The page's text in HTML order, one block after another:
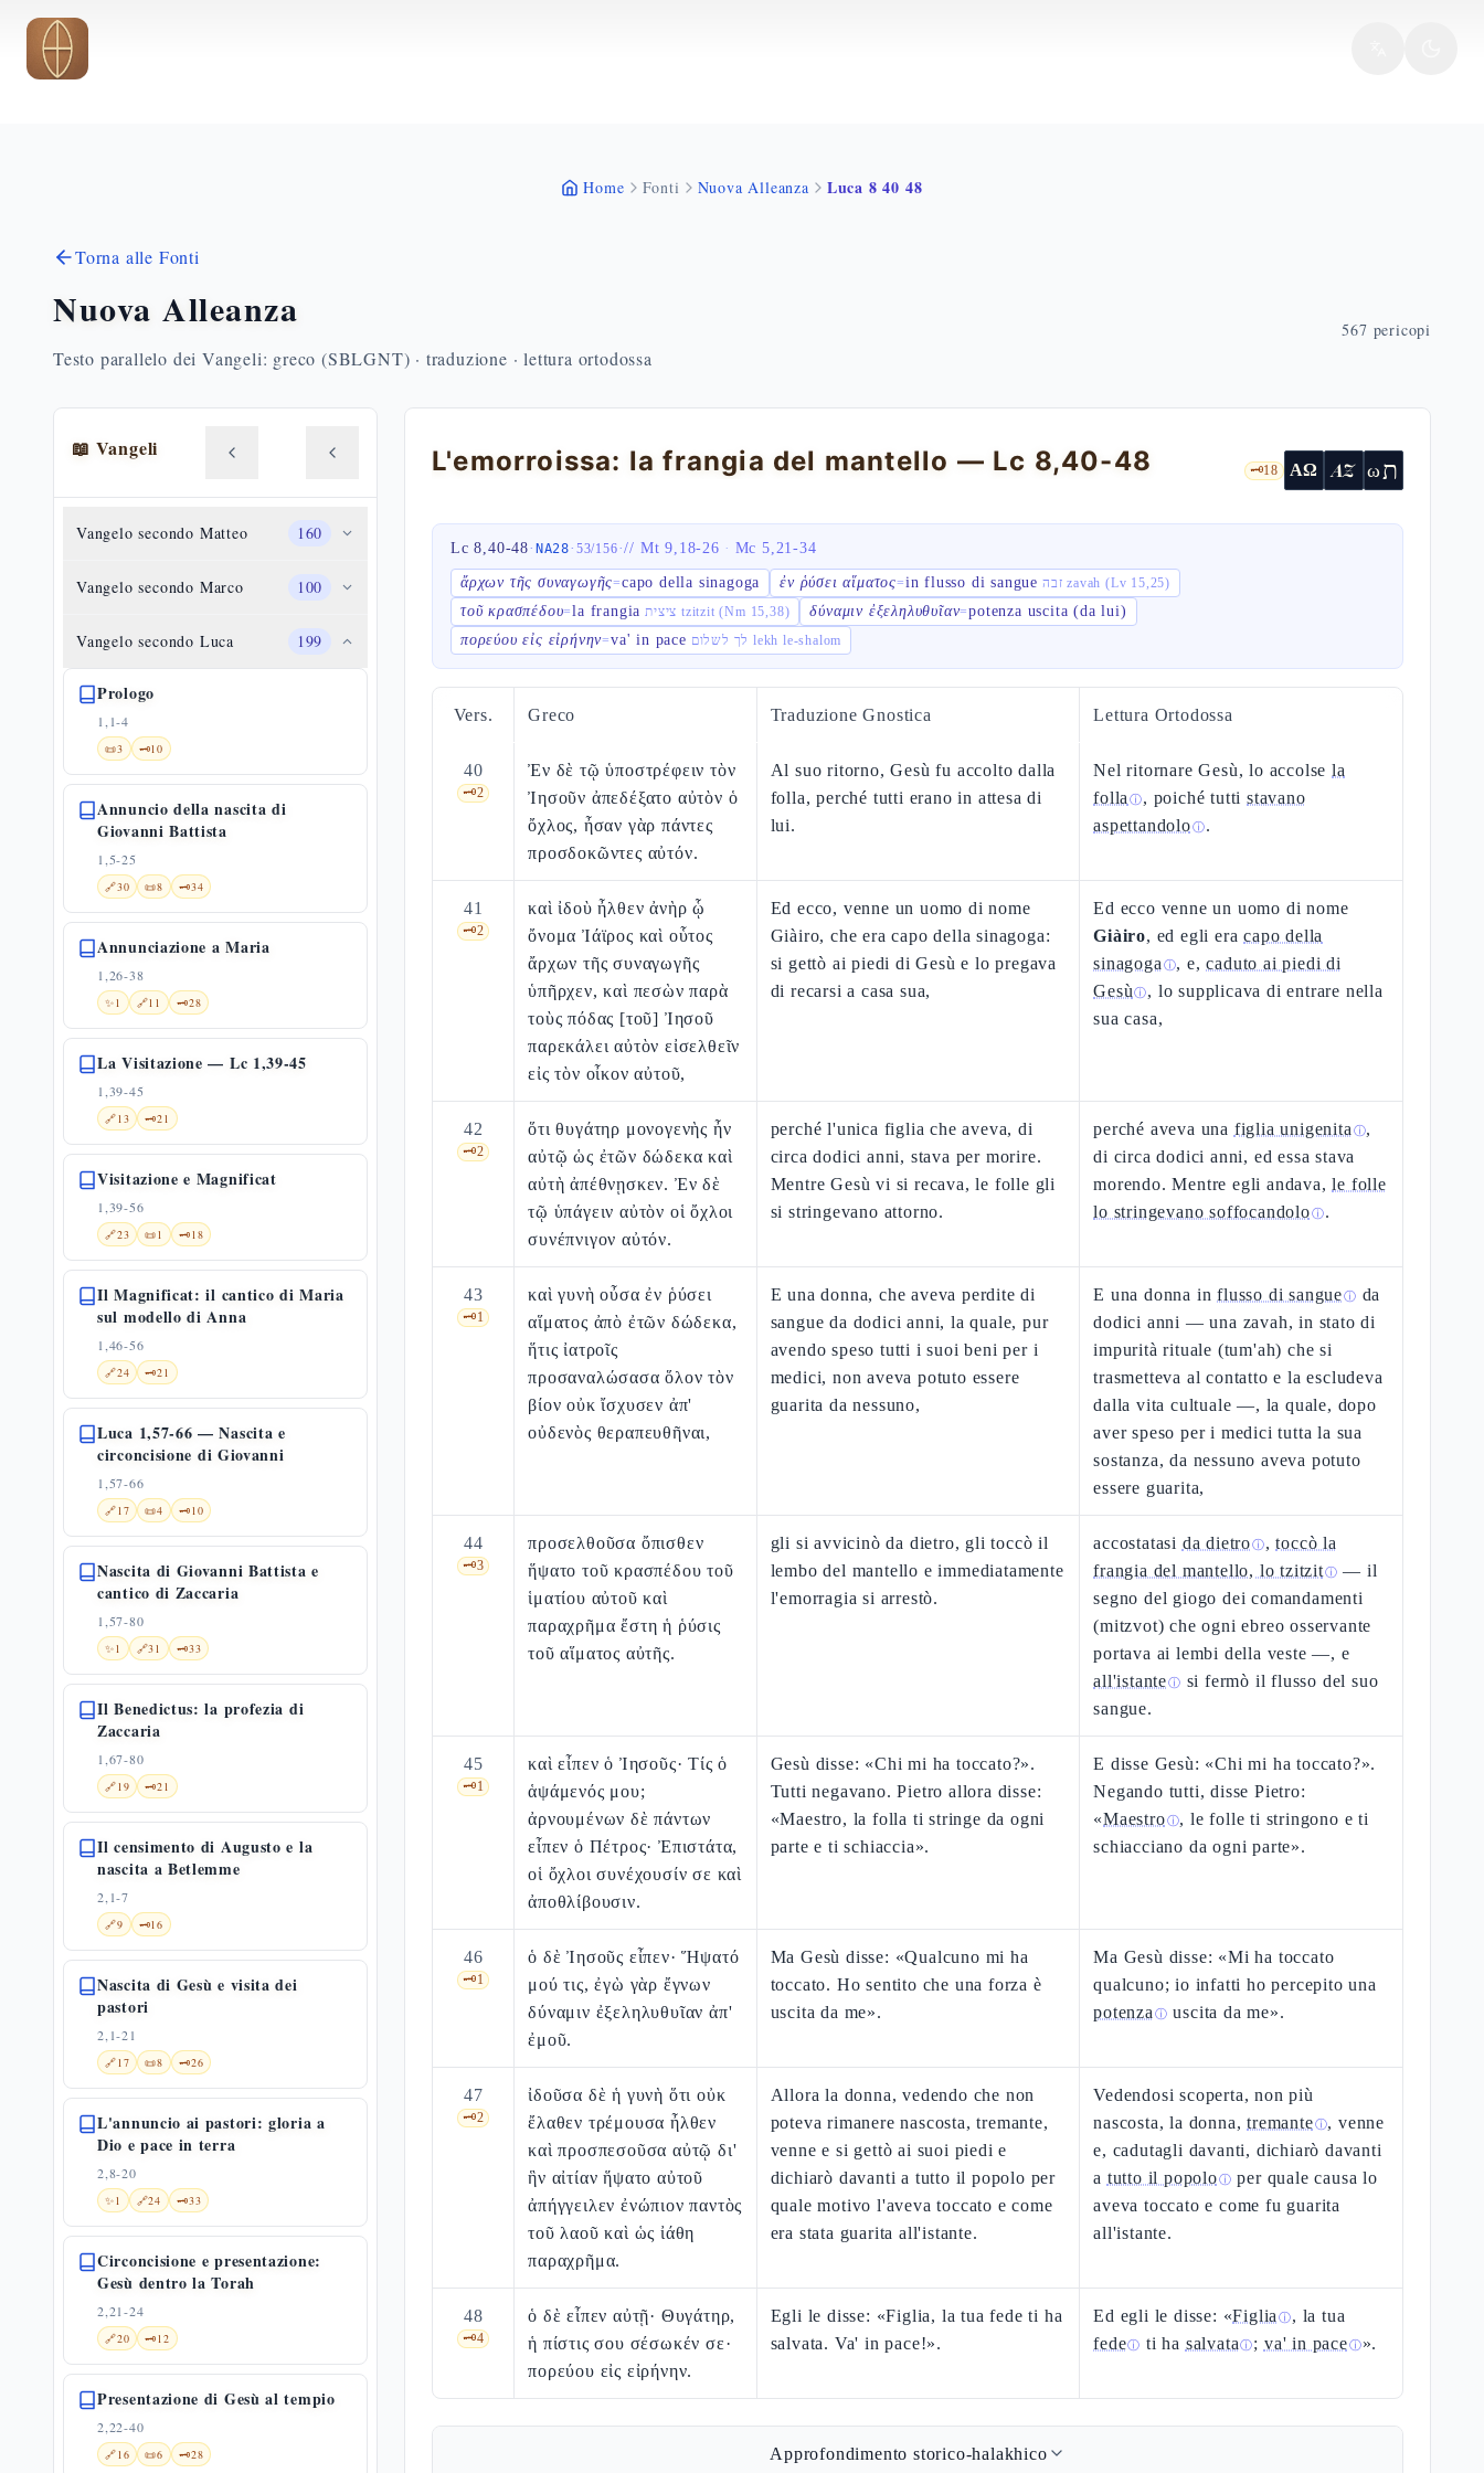
Vai al contenuto principale
Home Fonti Nuova Alleanza Luca 8 40 48
Torna alle Fonti
Nuova Alleanza
Testo parallelo dei Vangeli: greco (SBLGNT) · traduzione · lettura ortodossa
567 pericopi
📖 Vangeli
Vangelo secondo Matteo 160
Vangelo secondo Marco 100
Vangelo secondo Luca 199
Prologo
1,1-4
📜3 🗝️10
Annuncio della nascita di
Giovanni Battista
1,5-25
🔗30 📜8 🗝️34
Annunciazione a Maria
1,26-38
✨1 🔗11 🗝️28
La Visitazione — Lc 1,39-45
1,39-45
🔗13 🗝️21
Visitazione e Magnificat
1,39-56
🔗23 📜1 🗝️18
Il Magnificat: il cantico di Maria
sul modello di Anna
1,46-56
🔗24 🗝️21
Luca 1,57-66 — Nascita e
circoncisione di Giovanni
1,57-66
🔗17 📜4 🗝️10
Nascita di Giovanni Battista e
cantico di Zaccaria
1,57-80
✨1 🔗31 🗝️33
Il Benedictus: la profezia di
Zaccaria
1,67-80
🔗19 🗝️21
Il censimento di Augusto e la
nascita a Betlemme
2,1-7
🔗9 🗝️16
Nascita di Gesù e visita dei
pastori
2,1-21
🔗17 📜8 🗝️26
L'annuncio ai pastori: gloria a
Dio e pace in terra
2,8-20
✨1 🔗24 🗝️33
Circoncisione e presentazione:
Gesù dentro la Torah
2,21-24
🔗20 🗝️12
Presentazione di Gesù al tempio
2,22-40
🔗16 📜6 🗝️28
L'emorroissa: la frangia del mantello — Lc 8,40-48 🗝️18 ΑΩ AZ ωת
Lc 8,40-48· NA28· 53/156·// Mt 9,18-26 · Mc 5,21-34
ἄρχων τῆς συναγωγῆς=capo della sinagoga ἐν ῥύσει αἵματος=in flusso di sangue זבה zavah (Lv 15,25)
τοῦ κρασπέδου=la frangia ציצית tzitzit (Nm 15,38) δύναμιν ἐξεληλυθυῖαν=potenza uscita (da lui)
πορεύου εἰς εἰρήνην=va' in pace לך לשלום lekh le-shalom
Vers. Greco Traduzione Gnostica Lettura Ortodossa
40
🗝️2
Ἐν δὲ τῷ ὑποστρέφειν τὸν
Ἰησοῦν ἀπεδέξατο αὐτὸν ὁ
ὄχλος, ἦσαν γὰρ πάντες
προσδοκῶντες αὐτόν.
Al suo ritorno, Gesù fu accolto dalla
folla, perché tutti erano in attesa di
lui.
Nel ritornare Gesù, lo accolsela
folla ⓘ, poiché tuttistavano
aspettandoloⓘ.
41
🗝️2
καὶ ἰδοὺ ἦλθεν ἀνὴρ ᾧ
ὄνομα Ἰάϊρος καὶ οὗτος
ἄρχων τῆς συναγωγῆς
ὑπῆρχεν, καὶ πεσὼν παρὰ
τοὺς πόδας [τοῦ] Ἰησοῦ
παρεκάλει αὐτὸν εἰσελθεῖν
εἰς τὸν οἶκον αὐτοῦ,
Ed ecco, venne un uomo di nome
Giàiro, che era capo della sinagoga:
si gettò ai piedi di Gesù e lo pregava
di recarsi a casa sua,
Ed ecco venne un uomo di nome
Giàiro, ed egli eracapo della
sinagoga ⓘ, e,caduto ai piedi di
Gesù ⓘ, lo supplicava di entrare nella
sua casa,
42
🗝️2
ὅτι θυγάτηρ μονογενὴς ἦν
αὐτῷ ὡς ἐτῶν δώδεκα καὶ
αὐτὴ ἀπέθνῃσκεν. Ἐν δὲ
τῷ ὑπάγειν αὐτὸν οἱ ὄχλοι
συνέπνιγον αὐτόν.
perché l'unica figlia che aveva, di
circa dodici anni, stava per morire.
Mentre Gesù vi si recava, le folle gli
si stringevano attorno.
perché aveva una figlia unigenita ⓘ,
di circa dodici anni, ed essa stava
morendo. Mentre egli andava,le folle
lo stringevano soffocandoloⓘ.
43
🗝️1
καὶ γυνὴ οὖσα ἐν ῥύσει
αἵματος ἀπὸ ἐτῶν δώδεκα,
ἥτις ἰατροῖς
προσαναλώσασα ὅλον τὸν
βίον οὐκ ἴσχυσεν ἀπ'
οὐδενὸς θεραπευθῆναι,
E una donna, che aveva perdite di
sangue da dodici anni, la quale, pur
avendo speso tutti i suoi beni per i
medici, non aveva potuto essere
guarita da nessuno,
E una donna influsso di sangueⓘ da
dodici anni — una zavah, in stato di
impurità rituale (tum'ah) che si
trasmetteva al contatto e la escludeva
dalla vita cultuale —, la quale, dopo
aver speso per i medici tutta la sua
sostanza, da nessuno aveva potuto
essere guarita,
44
🗝️3
προσελθοῦσα ὄπισθεν
ἥψατο τοῦ κρασπέδου τοῦ
ἱματίου αὐτοῦ καὶ
παραχρῆμα ἔστη ἡ ῥύσις
τοῦ αἵματος αὐτῆς.
gli si avvicinò da dietro, gli toccò il
lembo del mantello e immediatamente
l'emorragia si arrestò.
accostatasi da dietroⓘ,toccò la
frangia del mantello, lo tzitzitⓘ — il
segno del giogo dei comandamenti
(mitzvot) che ogni ebreo osservante
portava ai lembi della veste —, e
all'istanteⓘ si fermò il flusso del suo
sangue.
45
🗝️1
καὶ εἶπεν ὁ Ἰησοῦς· Τίς ὁ
ἁψάμενός μου;
ἀρνουμένων δὲ πάντων
εἶπεν ὁ Πέτρος· Ἐπιστάτα,
οἱ ὄχλοι συνέχουσίν σε καὶ
ἀποθλίβουσιν.
Gesù disse: «Chi mi ha toccato?».
Tutti negavano. Pietro allora disse:
«Maestro, la folla ti stringe da ogni
parte e ti schiaccia».
E disse Gesù: «Chi mi ha toccato?».
Negando tutti, disse Pietro:
«Maestroⓘ, le folle ti stringono e ti
schiacciano da ogni parte».
46
🗝️1
ὁ δὲ Ἰησοῦς εἶπεν· Ἥψατό
μού τις, ἐγὼ γὰρ ἔγνων
δύναμιν ἐξεληλυθυῖαν ἀπ'
ἐμοῦ.
Ma Gesù disse: «Qualcuno mi ha
toccato. Ho sentito che una forza è
uscita da me».
Ma Gesù disse: «Mi ha toccato
qualcuno; io infatti ho percepito una
potenza ⓘ uscita da me».
47
🗝️2
ἰδοῦσα δὲ ἡ γυνὴ ὅτι οὐκ
ἔλαθεν τρέμουσα ἦλθεν
καὶ προσπεσοῦσα αὐτῷ δι'
ἣν αἰτίαν ἥψατο αὐτοῦ
ἀπήγγειλεν ἐνώπιον παντὸς
τοῦ λαοῦ καὶ ὡς ἰάθη
παραχρῆμα.
Allora la donna, vedendo che non
poteva rimanere nascosta, tremante,
venne e si gettò ai suoi piedi e
dichiarò davanti a tutto il popolo per
quale motivo l'aveva toccato e come
era stata guarita all'istante.
Vedendosi scoperta, non più
nascosta, la donna,tremanteⓘ, venne
e, cadutagli davanti, dichiarò davanti
a tutto il popoloⓘ per quale causa lo
aveva toccato e come fu guarita
all'istante.
48
🗝️4
ὁ δὲ εἶπεν αὐτῇ· Θυγάτηρ,
ἡ πίστις σου σέσωκέν σε·
πορεύου εἰς εἰρήνην.
Egli le disse: «Figlia, la tua fede ti ha
salvata. Va' in pace!».
Ed egli le disse: «Figlia ⓘ, la tua
fedeⓘ ti ha salvata ⓘ; va' in paceⓘ».
Approfondimento storico-halakhico